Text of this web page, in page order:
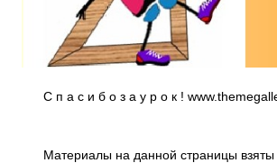
С п а с и б о з а у р о к !
Материалы на данной страницы взяты